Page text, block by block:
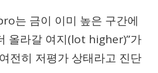
는 금이 이미 높은 구간에
올라갈 여지(lot higher)”가
전히 저평가 상태라고 진단